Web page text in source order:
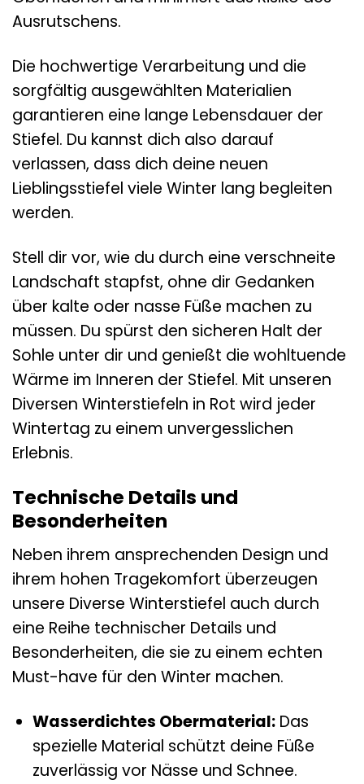
Ausrutschens.
Die hochwertige Verarbeitung und die
sorgfältig ausgewählten Materialien
garantieren eine lange Lebensdauer der
Stiefel. Du kannst dich also darauf
verlassen, dass dich deine neuen
Lieblingsstiefel viele Winter lang begleiten
werden.
Stell dir vor, wie du durch eine verschneite
Landschaft stapfst, ohne dir Gedanken
über kalte oder nasse Füße machen zu
müssen. Du spürst den sicheren Halt der
Sohle unter dir und genießt die wohltuende
Wärme im Inneren der Stiefel. Mit unseren
Diversen Winterstiefeln in Rot wird jeder
Wintertag zu einem unvergesslichen
Erlebnis.
Technische Details und
Besonderheiten
Neben ihrem ansprechenden Design und
ihrem hohen Tragekomfort überzeugen
unsere Diverse Winterstiefel auch durch
eine Reihe technischer Details und
Besonderheiten, die sie zu einem echten
Must-have für den Winter machen.
Wasserdichtes Obermaterial:Das
spezielle Material schützt deine Füße
zuverlässig vor Nässe und Schnee.